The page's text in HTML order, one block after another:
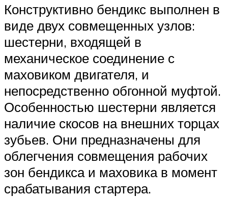
Конструктивно бендикс выполнен в
виде двух совмещенных узлов:
шестерни, входящей в
механическое соединение с
маховиком двигателя, и
непосредственно обгонной муфтой.
Особенностью шестерни является
наличие скосов на внешних торцах
зубьев. Они предназначены для
облегчения совмещения рабочих
зон бендикса и маховика в момент
срабатывания стартера.